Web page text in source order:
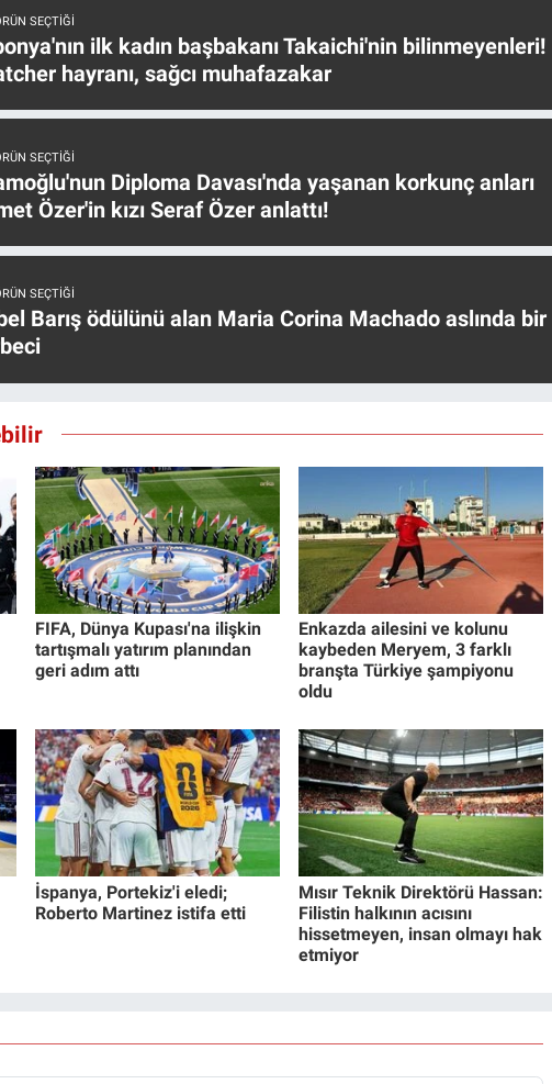
SEÇTIĞI
ilk kadın başbakanı Takaichi'nin bilinmeyenleri!
hayranı, sağcı muhafazakar
SEÇTIĞI
Diploma Davası'nda yaşanan korkunç anları
Özer'in kızı Seraf Özer anlattı!
SEÇTIĞI
Barış ödülünü alan Maria Corina Machado aslında bir
FIFA, Dünya Kupası'na ilişkin
tartışmalı yatırım planından
geri adım attı
Enkazda ailesini ve kolunu
kaybeden Meryem, 3 farklı
branşta Türkiye şampiyonu
oldu
İspanya, Portekiz'i eledi;
Roberto Martinez istifa etti
Mısır Teknik Direktörü Hassan:
Filistin halkının acısını
hissetmeyen, insan olmayı hak
etmiyor